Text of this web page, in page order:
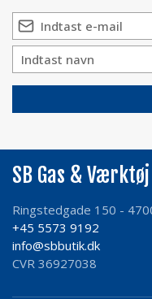
SB Gas & Værktøj
Ringstedgade 150 -
+45 5573 9192
info@sbbutik.dk
CVR 36927038